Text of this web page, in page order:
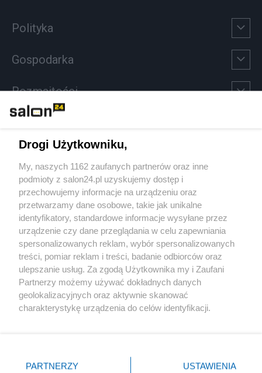
Polityka
Gospodarka
Rozmaitości
Sport
Społeczeństwo
Kultura
X Facebook Instagram Youtube
Drogi Użytkowniku,
My, naszych 1162 zaufanych partnerów oraz inne
podmioty z salon24.pl uzyskujemy dostęp i
przechowujemy informacje na urządzeniu oraz
przetwarzamy dane osobowe, takie jak unikalne
identyfikatory, standardowe informacje wysyłane przez
urządzenie czy dane przeglądania w celu zapewniania
spersonalizowanych reklam, wybór spersonalizowanych
treści, pomiar reklam i treści, badanie odbiorców oraz
ulepszanie usług. Za zgodą Użytkownika my i Zaufani
Partnerzy możemy używać dokładnych danych
geolokalizacyjnych oraz aktywnie skanować
charakterystykę urządzenia do celów identyfikacji.
zmienić/wycofać klikając przycisk ustawień prywatności
PARTNERZY USTAWIENIA